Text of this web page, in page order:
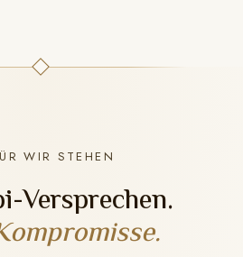
WIR STEHEN
Versprechen.